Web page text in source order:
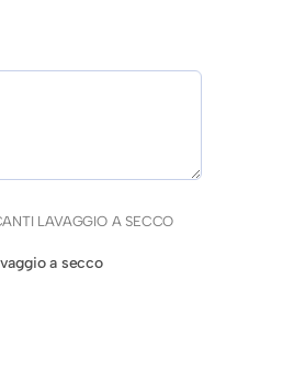
LAVAGGIO A SECCO
a secco